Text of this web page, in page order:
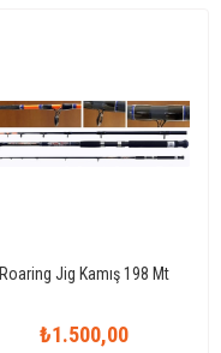
Roaring Jig Kamış 198 Mt
₺1.500,00